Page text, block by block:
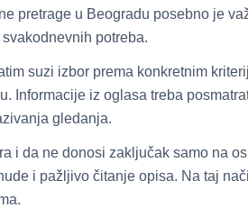
pretrage u Beogradu posebno je
potreba.
suzi izbor prema konkretnim
Informacije iz oglasa treba
gledanja.
i da ne donosi zaključak samo na
i pažljivo čitanje opisa. Na taj